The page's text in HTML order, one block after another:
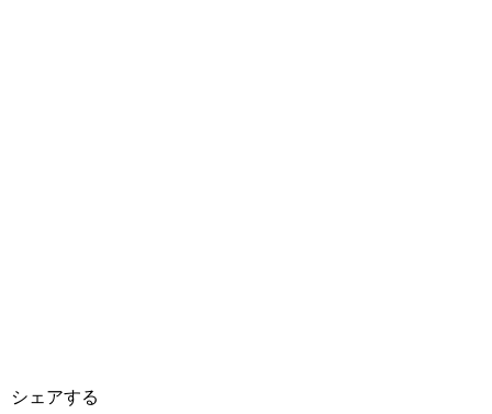
シェアする